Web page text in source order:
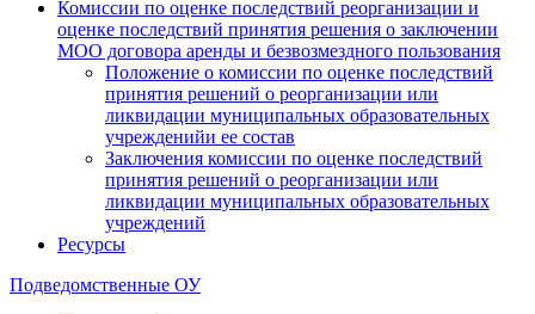
Комиссии по оценке последствий реорганизации и
оценке последствий принятия решения о заключении
МОО договора аренды и безвозмездного пользования
Положение о комиссии по оценке последствий
принятия решений о реорганизации или
ликвидации муниципальных образовательных
учрежденийи ее состав
Заключения комиссии по оценке последствий
принятия решений о реорганизации или
ликвидации муниципальных образовательных
учреждений
Ресурсы
Подведомственные ОУ